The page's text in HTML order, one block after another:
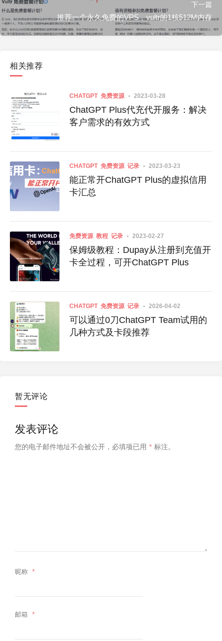
下一篇
推荐一个永久免费的VPS，vultr的1核512M内存
相关推荐
CHATGPT 免费资源 2023-03-28
ChatGPT Plus代充代开服务：解决
客户需求的有效方式
CHATGPT 免费资源 记录 2023-03-23
能正常开ChatGPT Plus的虚拟信用
卡汇总
免费资源 教程 记录 2023-02-27
保姆级教程：Dupay从注册到充值开
卡全过程，可开ChatGPT Plus
CHATGPT 免费资源 记录 2026-04-02
可以通过0刀ChatGPT Team试用的
几种方式及卡段推荐
暂无评论
发表评论
您的电子邮件地址不会被公开， 必填项已用 * 标注。
昵称 *
邮箱 *